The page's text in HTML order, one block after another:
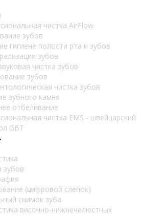
чистка AirFlow
зубов
гигиене полости рта и зубов
зубов
чистка зубов
зубов
чистка зубов
зубного камня
отбеливание
чистка EMS - швейцарский
GBT
зубов
(цифровой слепок)
снимок зуба
височно-нижнечелюстных